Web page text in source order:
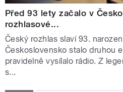
Před 93 lety začalo v
rozhlasové...
Český rozhlas slaví 93.
Československo stalo druhou
pravidelně vysílalo rádio. Z
s...